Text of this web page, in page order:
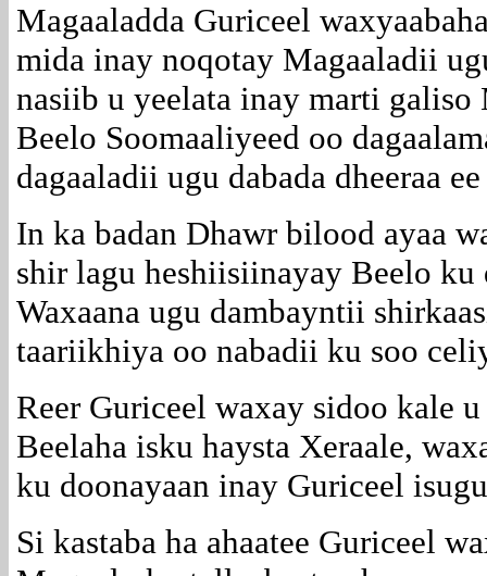
Magaaladda Guriceel
mida inay noqotay Magaaladii
nasiib u yeelata inay marti
Beelo Soomaaliyeed oo
dagaaladii ugu dabada dheeraa
In ka badan Dhawr bilood ayaa
shir lagu heshiisiinayay Beelo ku
Waxaana ugu dambayntii
taariikhiya oo nabadii ku soo
Reer Guriceel waxay sidoo kale
Beelaha isku haysta Xeraale,
ku doonayaan inay Guriceel
Si kastaba ha ahaatee Guriceel